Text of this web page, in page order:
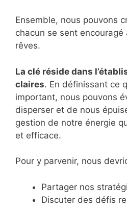
Ensemble, nous pouvons
chacun se sent encouragé
rêves.
La clé réside dans
claires. En définissant ce
important, nous pouvons
disperser et de nous
gestion de notre énergie
et efficace.
Pour y parvenir, nous
Partager nos
Discuter des défis